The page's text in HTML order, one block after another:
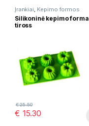
Įrankiai, Kepimo formos
Silikoninė kepimo forma
tiross
€ 15.30
€25.50